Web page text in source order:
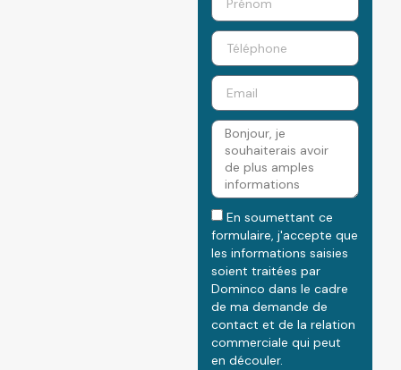
En soumettant ce
formulaire, j'accepte que
les informations saisies
soient traitées par
Dominco dans le cadre
de ma demande de
contact et de la relation
commerciale qui peut
en découler.